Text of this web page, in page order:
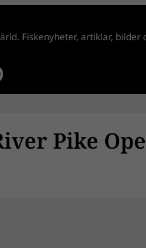
Fiskenyheter, artiklar, bilder
Pike